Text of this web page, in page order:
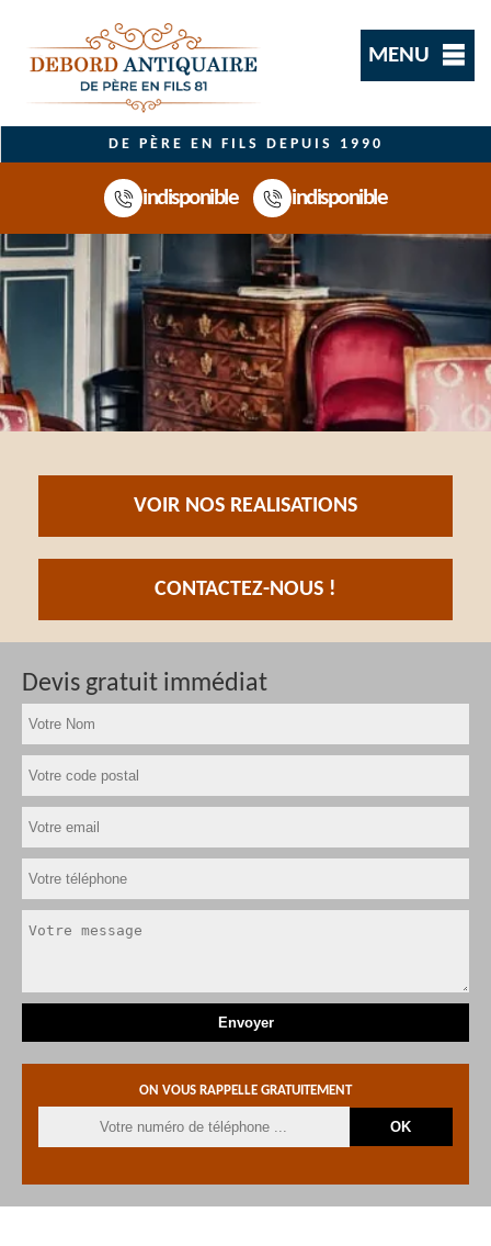
MENU
DE PÈRE EN FILS DEPUIS 1990
indisponible indisponible
VOIR NOS REALISATIONS
CONTACTEZ-NOUS !
Devis gratuit immédiat
ON VOUS RAPPELLE GRATUITEMENT